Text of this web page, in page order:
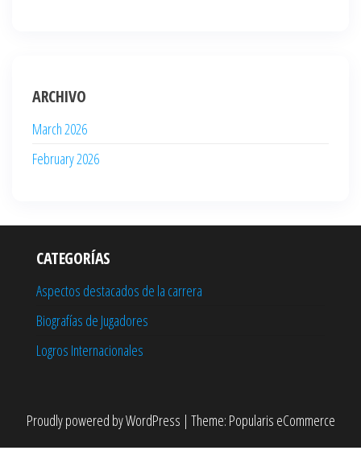
ARCHIVO
March 2026
February 2026
CATEGORÍAS
Aspectos destacados de la carrera
Biografías de Jugadores
Logros Internacionales
Proudly powered byWordPress | Theme: Popularis eCommerce